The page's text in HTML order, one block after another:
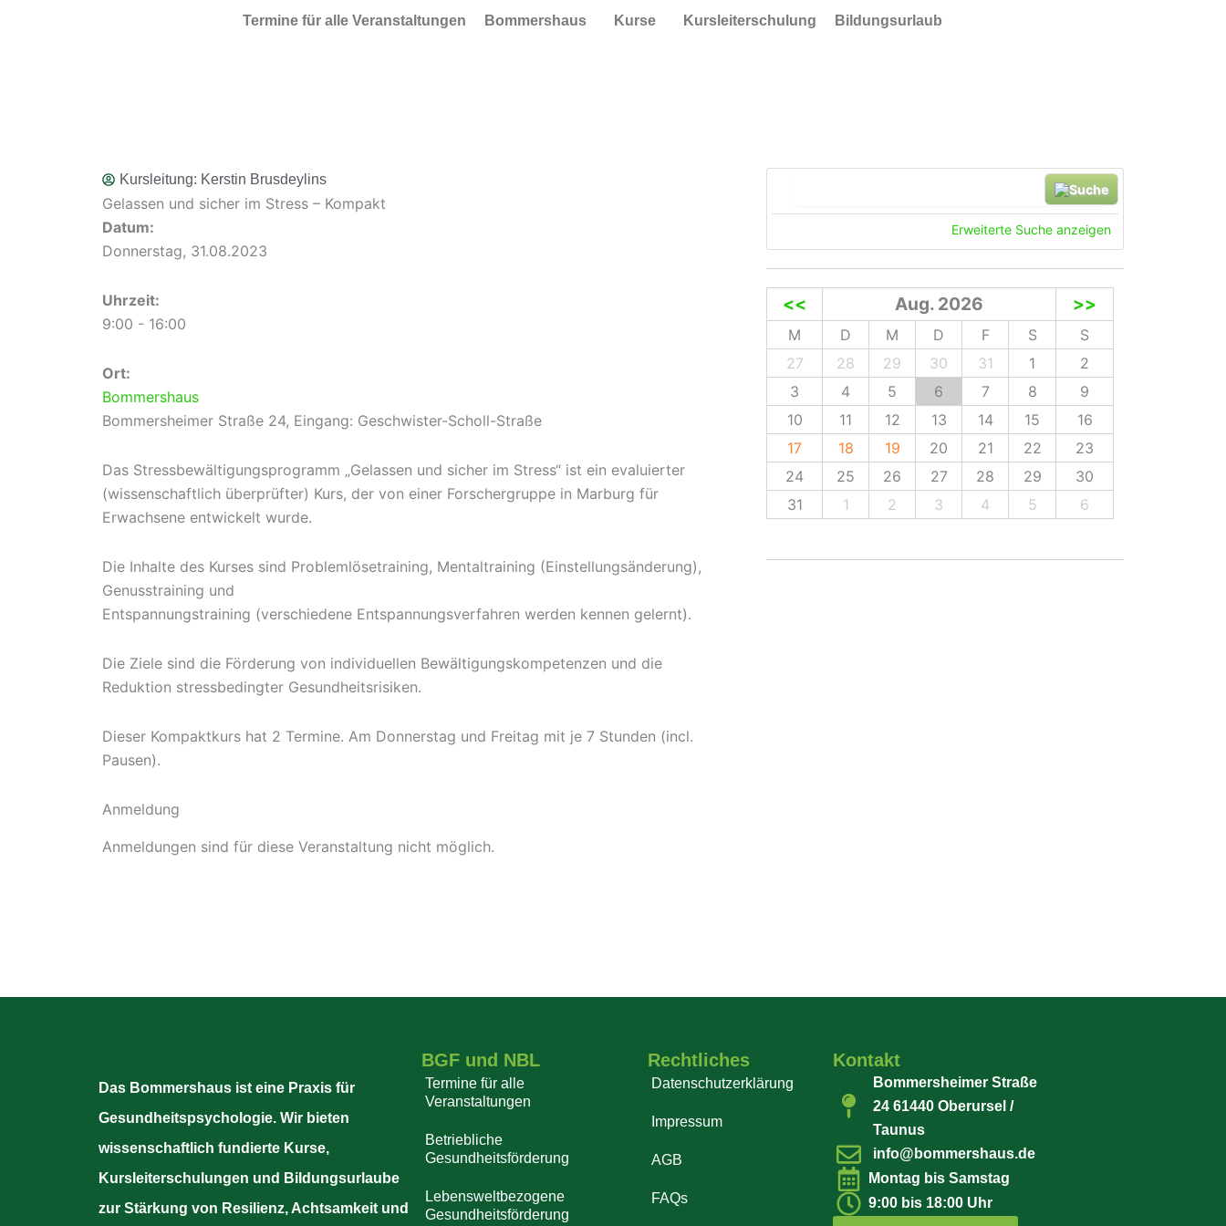
Termine für alle Veranstaltungen Bommershaus Kurse Kursleiterschulung Bildungsurlaub
Gelassen und sicher im Stress – Kompakt
Datum:
Donnerstag, 31.08.2023
Uhrzeit:
9:00 - 16:00
Ort:
Bommershaus
Bommersheimer Straße 24, Eingang: Geschwister-Scholl-Straße
Das Stressbewältigungsprogramm „Gelassen und sicher im Stress“ ist ein evaluierter
(wissenschaftlich überprüfter) Kurs, der von einer Forschergruppe in Marburg für
Erwachsene entwickelt wurde.
Die Inhalte des Kurses sind Problemlösetraining, Mentaltraining (Einstellungsänderung),
Genusstraining und
Entspannungstraining (verschiedene Entspannungsverfahren werden kennen gelernt).
Die Ziele sind die Förderung von individuellen Bewältigungskompetenzen und die
Reduktion stressbedingter Gesundheitsrisiken.
Dieser Kompaktkurs hat 2 Termine. Am Donnerstag und Freitag mit je 7 Stunden (incl.
Pausen).
Anmeldung
Anmeldungen sind für diese Veranstaltung nicht möglich.
Kursleitung: Kerstin Brusdeylins
Erweiterte Suche anzeigen
<< Aug. 2026 >>
M D M D F S
S
27
28 29 30 31 1
2
3
4 5 6 7 8
9
10
11 12 13 14 15
16
17
18 19 20 21 22
23
24
25 26 27 28 29
30
31
1 2 3 4 5 6
Das Bommershaus ist eine Praxis für
Gesundheitspsychologie. Wir bieten
wissenschaftlich fundierte Kurse,
Kursleiterschulungen und Bildungsurlaube
zur Stärkung von Resilienz, Achtsamkeit und
BGF und NBL
Termine für alle
Veranstaltungen
Betriebliche
Gesundheitsförderung
Lebensweltbezogene
Gesundheitsförderung
Rechtliches
Datenschutzerklärung
Impressum
AGB
FAQs
Kontakt
Bommersheimer Straße
24 61440 Oberursel /
Taunus
info@bommershaus.de
Montag bis Samstag
9:00 bis 18:00 Uhr